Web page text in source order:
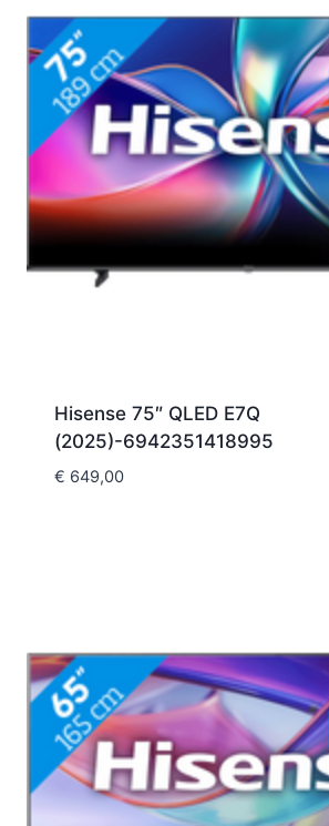
Hisense 75″ QLED E7Q
(2025)-6942351418995
€ 649,00